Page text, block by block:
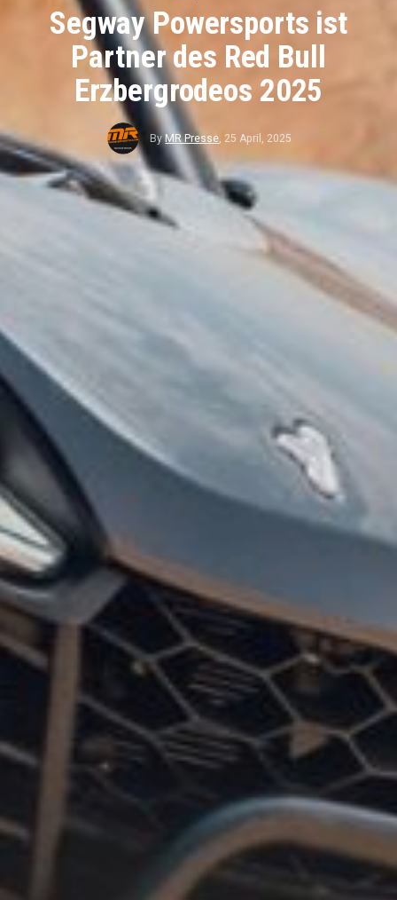
Segway Powersports ist
Partner des Red Bull
Erzbergrodeos 2025
ByMR Presse, 25 April, 2025